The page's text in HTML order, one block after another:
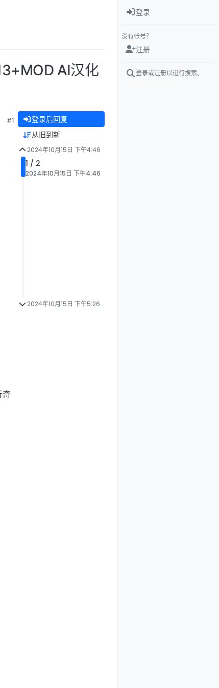
AI汉化
#1
奇
登录后回复
从旧到新
2024年10月15日 下午4:46
1 / 2
2024年10月15日 下午4:46
2024年10月15日 下午5:26
登录
没有帐号？
注册
登录或注册以进行搜索。